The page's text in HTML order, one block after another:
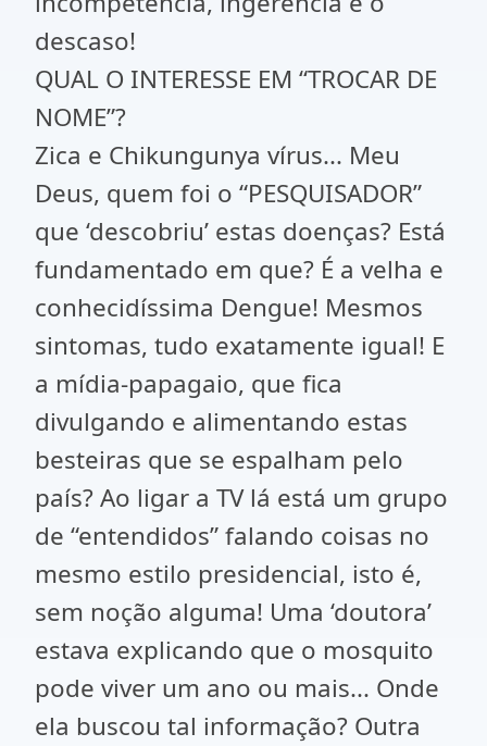
descaso!
QUAL O INTERESSE EM “TROCAR DE
NOME”?
Zica e Chikungunya vírus... Meu
Deus, quem foi o “PESQUISADOR”
que ‘descobriu’ estas doenças? Está
fundamentado em que? É a velha e
conhecidíssima Dengue! Mesmos
sintomas, tudo exatamente igual! E
a mídia-papagaio, que fica
divulgando e alimentando estas
besteiras que se espalham pelo
país? Ao ligar a TV lá está um grupo
de “entendidos” falando coisas no
mesmo estilo presidencial, isto é,
sem noção alguma! Uma ‘doutora’
estava explicando que o mosquito
pode viver um ano ou mais... Onde
ela buscou tal informação? Outra